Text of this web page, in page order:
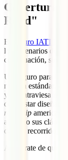
Coberturas
Road"
El seguro IATI
los escenarios del
continuación, sin
Un seguro para la
médica estándar. Al
y que atraviesa
debe estar diseñada
road trip
ajustado sus
de este recorrido
Asegúrate de que